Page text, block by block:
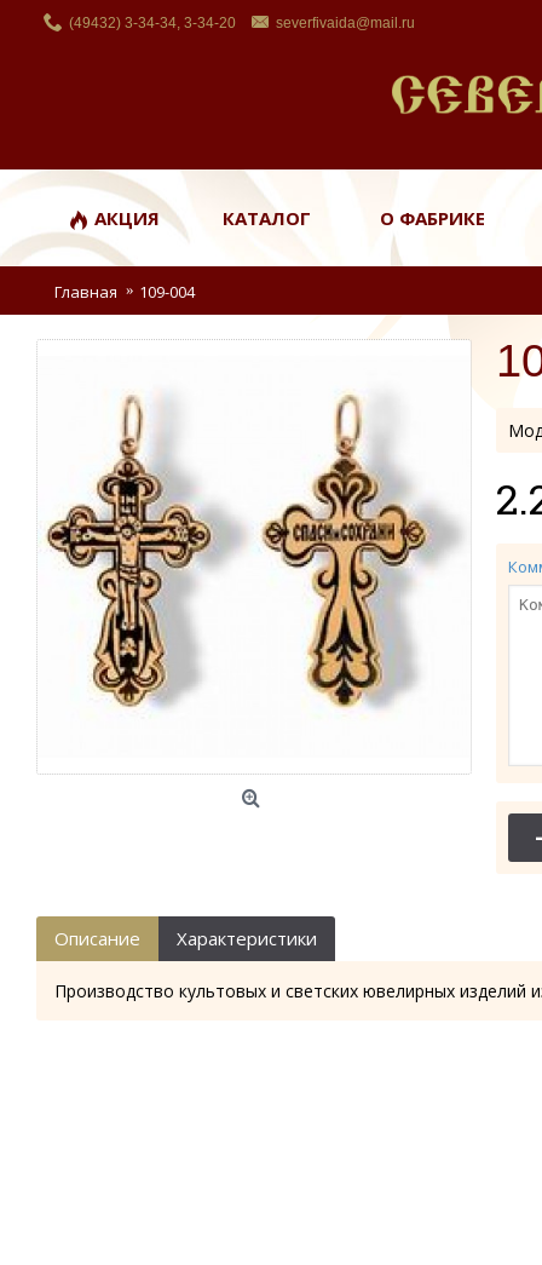
(49432) 3-34-34, 3-34-20 severfivaida@mail.ru
АКЦИЯ КАТАЛОГ О ФАБРИКЕ
Главная 109-004
-
Описание Характеристики
Производство культовых и светских ювелирных изделий